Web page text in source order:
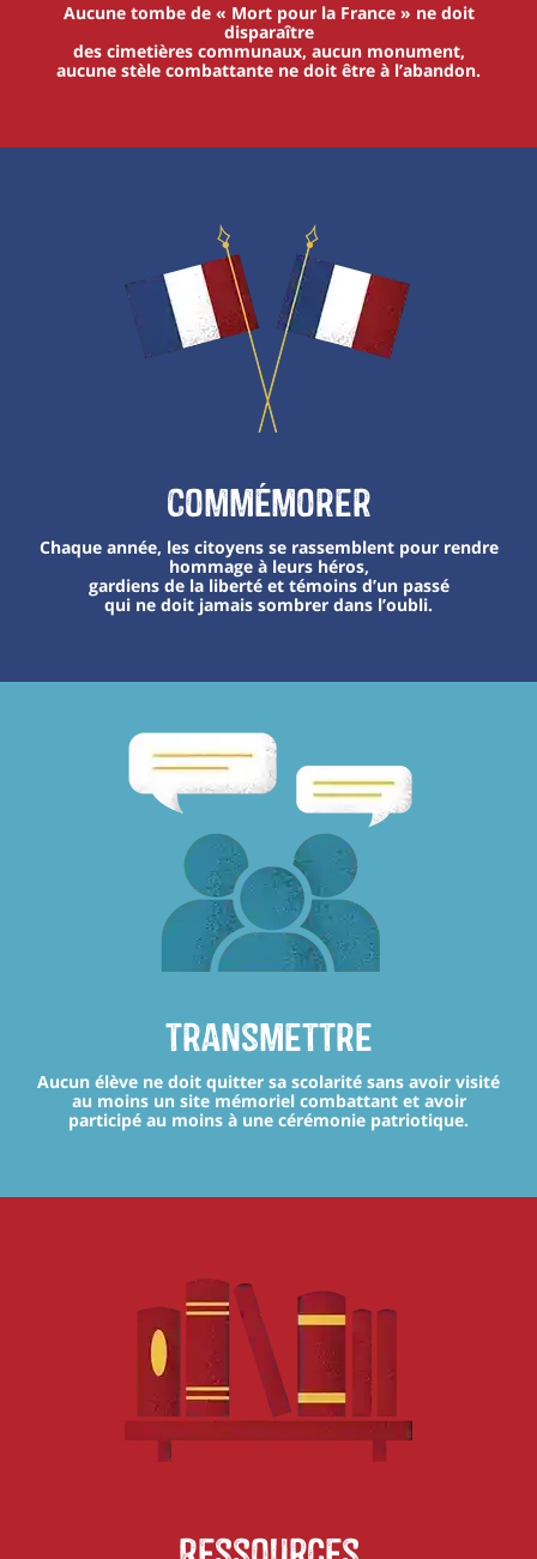
Aucune tombe de « Mort pour la France » ne doit
disparaître
des cimetières communaux, aucun monument,
aucune stèle combattante ne doit être à l’abandon.
Commémorer
Chaque année, les citoyens se rassemblent pour rendre
hommage à leurs héros,
gardiens de la liberté et témoins d’un passé
qui ne doit jamais sombrer dans l’oubli.
transmettre
Aucun élève ne doit quitter sa scolarité sans avoir visité
au moins un site mémoriel combattant et avoir
participé au moins à une cérémonie patriotique.